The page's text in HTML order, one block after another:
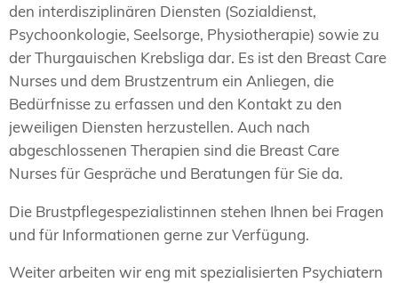
den interdisziplinären Diensten (Sozialdienst,
Psychoonkologie, Seelsorge, Physiotherapie) sowie zu
der Thurgauischen Krebsliga dar. Es ist den Breast Care
Nurses und dem Brustzentrum ein Anliegen, die
Bedürfnisse zu erfassen und den Kontakt zu den
jeweiligen Diensten herzustellen. Auch nach
abgeschlossenen Therapien sind die Breast Care
Nurses für Gespräche und Beratungen für Sie da.
Die Brustpflegespezialistinnen stehen Ihnen bei Fragen
und für Informationen gerne zur Verfügung.
Weiter arbeiten wir eng mit spezialisierten Psychiatern